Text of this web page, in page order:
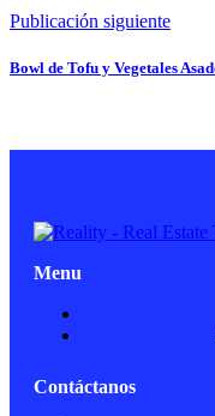
Publicación siguiente
Bowl de Tofu y Vegetales
Menu
Contáctanos